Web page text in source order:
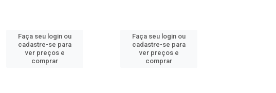
Faça seu login ou
cadastre-se para
ver preços e
comprar
Faça seu login ou
cadastre-se para
ver preços e
comprar